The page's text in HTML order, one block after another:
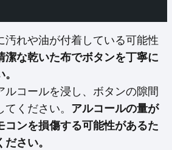
汚れや油が付着している可能性
潔な乾いた布でボタンを丁寧に
ルコールを浸し、ボタンの隙間
ください。 アルコールの量が
コンを損傷する可能性があるた
さい。